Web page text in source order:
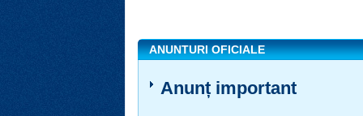
ANUNTURI OFICIALE
Anunț important